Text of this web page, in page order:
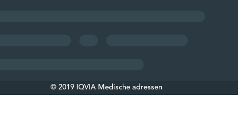
© 2019 IQVIA Medische adressen